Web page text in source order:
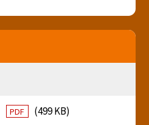
PDF
(499 KB)